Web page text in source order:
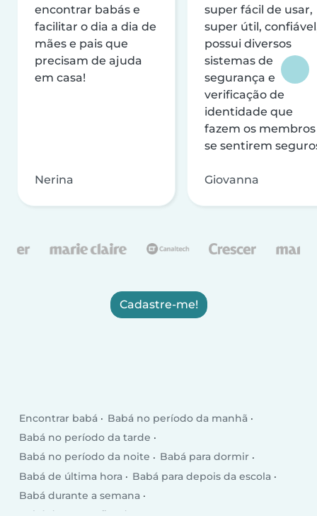
encontrar babás e
facilitar o dia a dia de
mães e pais que
precisam de ajuda
em casa!
Nerina
super fácil de usar,
super útil,
possui diversos
sistemas de
segurança e
verificação de
identidade que
fazem os membros
se sentirem
Giovanna
Cadastre-me!
Encontrar babá
Babá no período da manhã
Babá no período da tarde
Babá no período da noite
Babá para dormir
Babá de última hora
Babá para depois da escola
Babá durante a semana